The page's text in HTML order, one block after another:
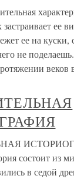
застраивает ее
ее на куски,
не
состоит из
в седой